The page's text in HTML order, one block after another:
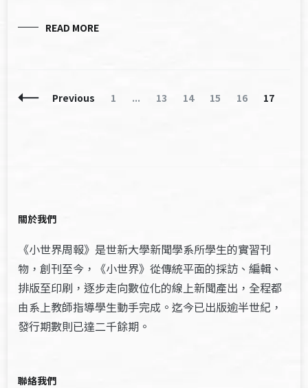
READ MORE
Posts
Previous Page
1 ... Page
13 Page
14 Page
15 Page
16 Page
17
關於我們
《小世界周報》是世新大學新聞學系所學生的實習刊
物，創刊至今，《小世界》從傳統平面的採訪、編輯、
排版至印刷，逐步走向數位化的線上新聞產出，全程都
由系上教師指導學生動手完成。迄今已出版逾半世紀，
發行期數則已達二千餘期。
聯絡我們